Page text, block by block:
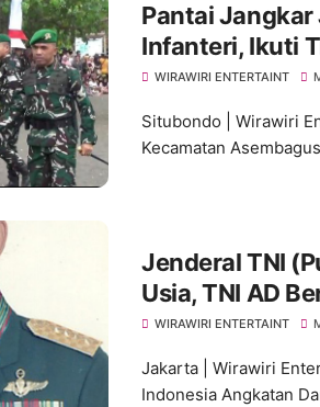
Pantai Jangkar Jadi Saksi Bisu
Infanteri, Ikuti
WIRAWIRI ENTERTAINT
Situbondo | Wirawiri
Kecamatan
Jenderal TNI
Usia, TNI AD
WIRAWIRI ENTERTAINT
Jakarta | Wirawiri
Indonesia Angkatan